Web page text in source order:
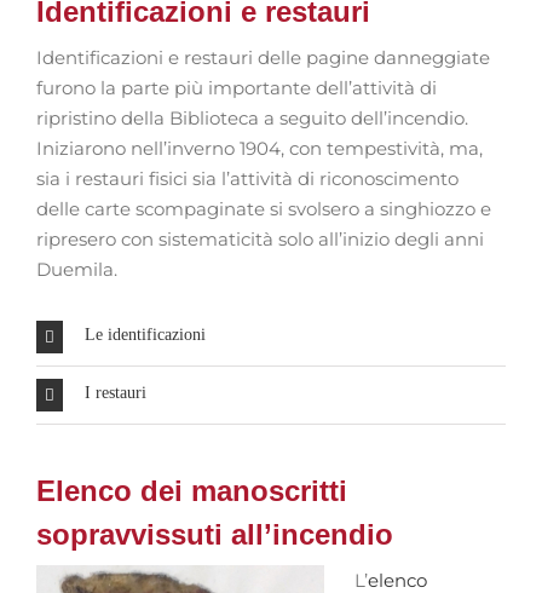
Identificazioni e restauri
Identificazioni e restauri delle pagine danneggiate
furono la parte più importante dell’attività di
ripristino della Biblioteca a seguito dell’incendio.
Iniziarono nell’inverno 1904, con tempestività, ma,
sia i restauri fisici sia l’attività di riconoscimento
delle carte scompaginate si svolsero a singhiozzo e
ripresero con sistematicità solo all’inizio degli anni
Duemila.
Le identificazioni
I restauri
Elenco dei manoscritti
sopravvissuti all’incendio
L’elenco